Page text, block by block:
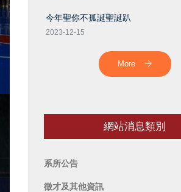
今年聖你不孤誕聖誕趴
2023-12-15
More
網站消息類別
系所公告
徵才及其他資訊